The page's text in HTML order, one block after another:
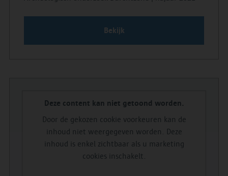
Bekijk
Deze content kan niet getoond worden.
Door de gekozen cookie voorkeuren kan de
inhoud niet weergegeven worden. Deze
inhoud is enkel zichtbaar als u marketing
cookies inschakelt.